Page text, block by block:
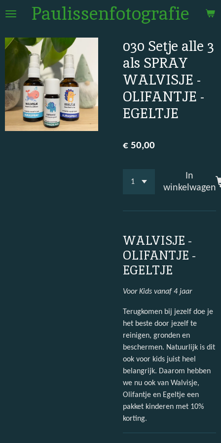
Ga
de
hoofdinhoud
Paulissenfotografie
030 Setje alle 3
als SPRAY
WALVISJE -
OLIFANTJE -
EGELTJE
€ 50,00
In
winkelwagen
WALVISJE -
OLIFANTJE -
EGELTJE
Voor Kids vanaf 4 jaar
Terugkomen bij jezelf doe je
het beste door jezelf te
reinigen, gronden en
beschermen. Natuurlijk is dit
ook voor kids juist heel
belangrijk. Daarom hebben
we nu ook van Walvisje,
Olifantje en Egeltje een
pakket kinderen met 10%
korting.